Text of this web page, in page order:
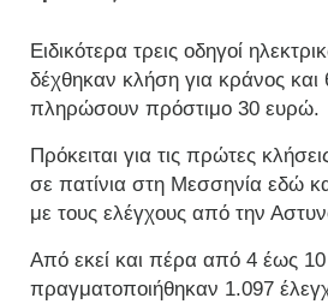
Ειδικότερα τρεις οδηγοί
δέχθηκαν κλήση για κράνος
πληρώσουν πρόστιμο 30 ευρώ.
Πρόκειται για τις πρώτες
σε πατίνια στη Μεσσηνία εδώ
με τους ελέγχους από την
Από εκεί και πέρα από 4 έως
πραγματοποιήθηκαν 1.097